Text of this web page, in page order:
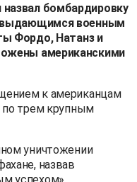
бомбардировку
военным
Фордо, Натанз и
американскими
к американцам
по трем крупным
уничтожении
назвав
успехом».